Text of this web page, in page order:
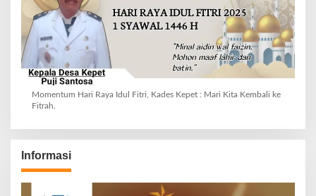
Momentum Hari Raya Idul Fitri, Kades Kepet : Mari Kita Kembali ke
Fitrah.
Informasi